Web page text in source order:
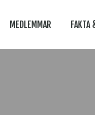
MEDLEMMAR FAKTA